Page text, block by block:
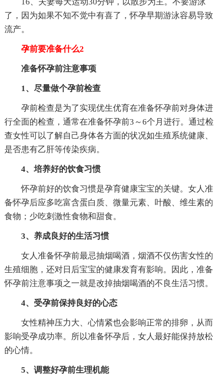
了，因为如果不知不觉中有喜了，怀孕早期游泳容易导致
流产。
孕前要准备什么2
准备怀孕前注意事项
1、尽量做个孕前检查
孕前检查是为了实现优生优育在准备怀孕前对身体进
行全面的检查，通常在准备怀孕前3～6个月进行。通过检
查女性可以了解自己身体各方面的状况如生殖系统健康、
是否患有乙肝等传染疾病。
4、培养好的饮食习惯
怀孕前好的饮食习惯是孕育健康宝宝的关键。女人准
备怀孕后应多吃富含蛋白质、微量元素、叶酸、维生素的
食物；少吃刺激性食物和甜食。
3、养成良好的生活习惯
女人准备怀孕前最忌抽烟喝酒，烟酒不仅伤害女性的
生殖细胞，还对日后宝宝的健康发育有影响。因此，准备
怀孕前注意事项之一就是改掉抽烟喝酒的不良生活习惯。
4、受孕前保持良好的心态
女性精神压力大、心情紧也会影响正常的排卵，从而
影响受孕成功率。所以准备怀孕后，女人最好能保持放松
的心情。
5、调整好孕前生理机能